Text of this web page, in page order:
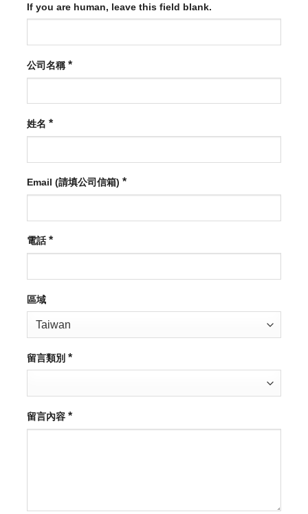
If you are human, leave this field blank.
公司名稱*
姓名*
Email (請填公司信箱)*
電話*
區域
留言類別*
留言內容*